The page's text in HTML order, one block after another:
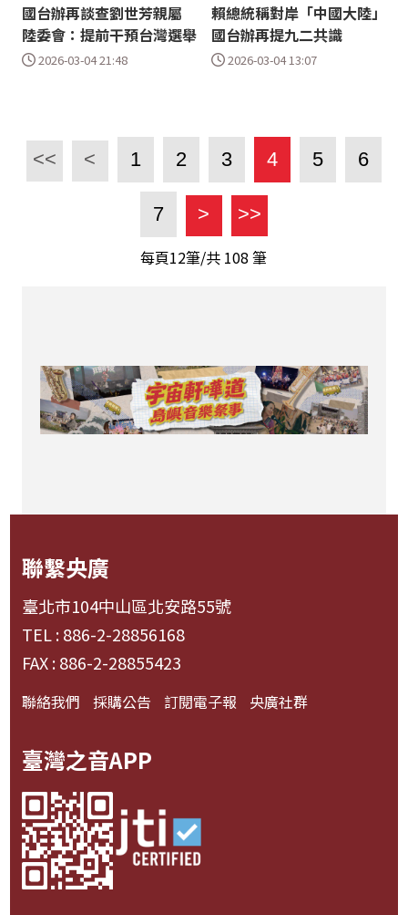
國台辦再談查劉世芳親屬
陸委會：提前干預台灣選舉
2026-03-04 21:48
賴總統稱對岸「中國大陸」
國台辦再提九二共識
2026-03-04 13:07
<< < 1 2 3 4 5 6
7 > >>
每頁12筆/共 108 筆
聯繫央廣
臺北市104中山區北安路55號
TEL : 886-2-28856168
FAX : 886-2-28855423
聯絡我們 採購公告 訂閱電子報 央廣社群
臺灣之音APP